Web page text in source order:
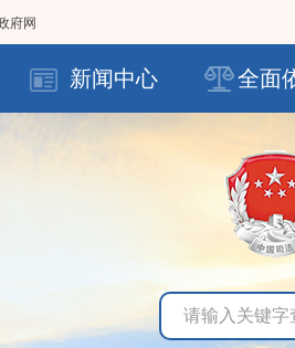
府网
新闻中心 全面